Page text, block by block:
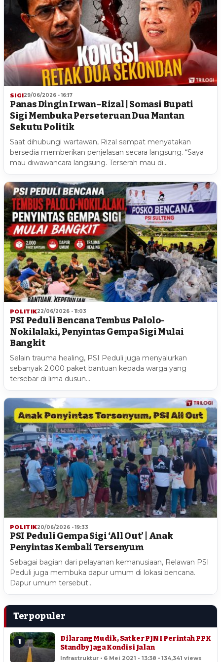
SIGI29/06/2026 - 16:17
Panas Dingin Irwan–Rizal | Somasi Bupati
Sigi Membuka Perseteruan Dua Mantan
Sekutu Politik
Saat dihubungi wartawan, Rizal sempat menyatakan
bersedia memberikan penjelasan secara langsung. “Saya
mau diwawancara langsung. Terserah mau di…
POLITIK22/06/2026 - 11:03
PSI Peduli Bencana Tembus Palolo-
Nokilalaki, Penyintas Gempa Sigi Mulai
Bangkit
Selain trauma healing, PSI Peduli juga menyalurkan
sebanyak 2.000 paket bantuan kepada warga yang
tersebar di lima dusun…
POLITIK20/06/2026 - 19:33
PSI Peduli Gempa Sigi ‘All Out’ | Anak
Penyintas Kembali Tersenyum
Sebagai bagian dari pelayanan kemanusiaan, Relawan PSI
Peduli juga membuka dapur umum di lokasi bencana.
Dapur umum tersebut…
Terpopuler
1
Dilarang Mudik, Satker PJN I Perintah PPK
Standby Jaga Kondisi Jalan
Infrastruktur • 6 Mei 2021 - 13:38 • 134,341 views